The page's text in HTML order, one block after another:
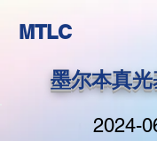
MTLC
墨尔本真
2024-